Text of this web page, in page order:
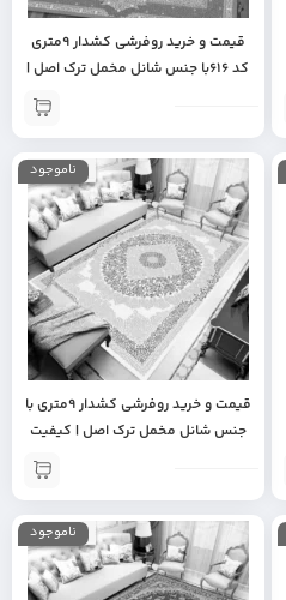
قیمت و خرید روفرشی کشدار 9متری
کد 616با جنس شانل مخمل ترک اصل |
روفرشی ترک | جهیزیه | روفرشی
ناموجود
قیمت و خرید روفرشی کشدار 9متری با
جنس شانل مخمل ترک اصل | کیفیت
عالی | اورجینال | مناسب جهیزیه
ناموجود